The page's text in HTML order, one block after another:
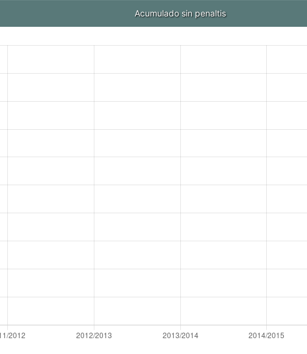
Acumulado sin penaltis